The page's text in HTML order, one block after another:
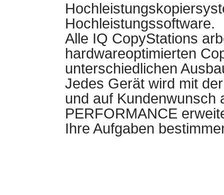
Hochleistungssoftware.
Alle IQ CopyStations
hardwareoptimierten
unterschiedlichen
Jedes Gerät wird mit
und auf Kundenwunsch
PERFORMANCE
Ihre Aufgaben